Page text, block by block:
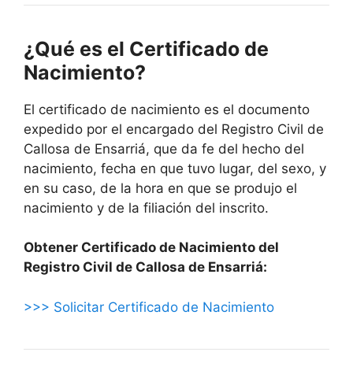
¿Qué es el Certificado de
Nacimiento?
El certificado de nacimiento es el documento
expedido por el encargado del Registro Civil de
Callosa de Ensarriá, que da fe del hecho del
nacimiento, fecha en que tuvo lugar, del sexo, y
en su caso, de la hora en que se produjo el
nacimiento y de la filiación del inscrito.
Obtener Certificado de Nacimiento del
Registro Civil de Callosa de Ensarriá:
>>> Solicitar Certificado de Nacimiento